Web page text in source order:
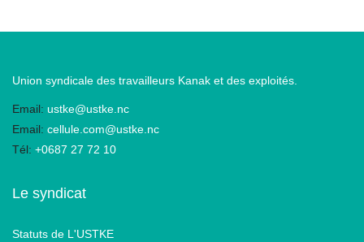
Union syndicale des travailleurs Kanak et des exploités.
Email: ustke@ustke.nc
Email: cellule.com@ustke.nc
Tél: +0687 27 72 10
Le syndicat
Statuts de L'USTKE